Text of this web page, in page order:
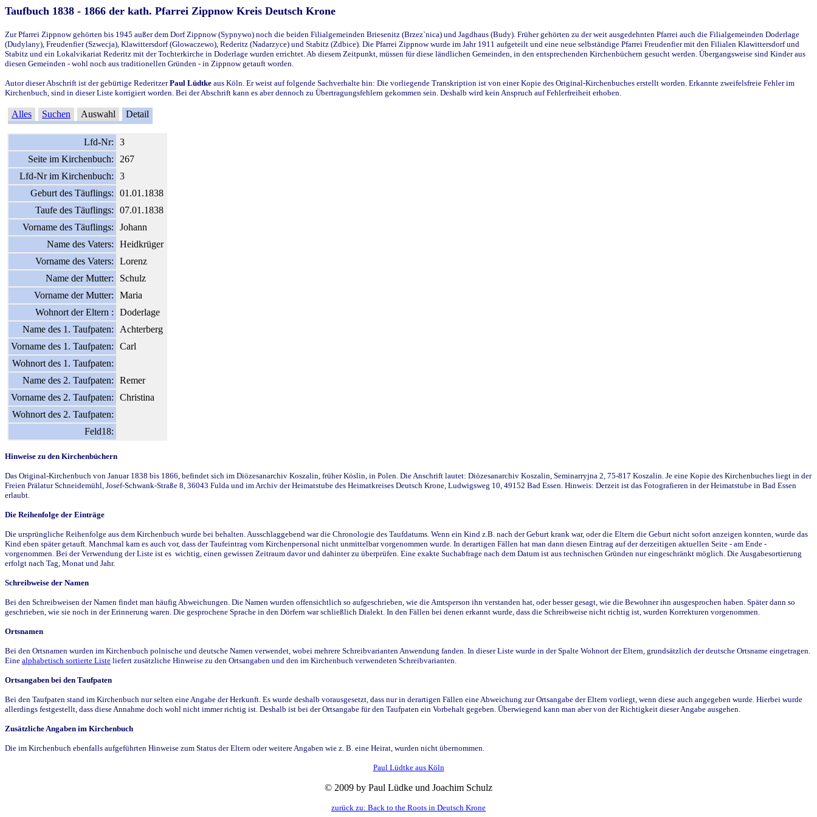
Taufbuch 1838 - 1866 der kath. Pfarrei Zippnow Kreis Deutsch Krone
Zur Pfarrei Zippnow gehörten bis 1945 außer dem Dorf Zippnow (Sypnywo) noch die beiden Filialgemeinden Briesenitz (Brzez`nica) und Jagdhaus (Budy). Früher gehörten zu der weit ausgedehnten Pfarrei auch die Filialgemeinden Doderlage
(Dudylany), Freudenfier (Szwecja), Klawittersdorf (Glowaczewo), Rederitz (Nadarzyce) und Stabitz (Zdbice). Die Pfarrei Zippnow wurde im Jahr 1911 aufgeteilt und eine neue selbständige Pfarrei Freudenfier mit den Filialen Klawittersdorf und
Stabitz und ein Lokalvikariat Rederitz mit der Tochterkirche in Doderlage wurden errichtet. Ab diesem Zeitpunkt, müssen für diese ländlichen Gemeinden, in den entsprechenden Kirchenbüchern gesucht werden. Übergangsweise sind Kinder aus
diesen Gemeinden - wohl noch aus traditionellen Gründen - in Zippnow getauft worden.
Autor dieser Abschrift ist der gebürtige RederitzerPaul Lüdtke aus Köln. Er weist auf folgende Sachverhalte hin: Die vorliegende Transkription ist von einer Kopie des Original-Kirchenbuches erstellt worden. Erkannte zweifelsfreie Fehler im
Kirchenbuch, sind in dieser Liste korrigiert worden. Bei der Abschrift kann es aber dennoch zu Übertragungsfehlern gekommen sein. Deshalb wird kein Anspruch auf Fehlerfreiheit erhoben.
Alles Suchen Auswahl Detail
Lfd-Nr:
3
Seite im Kirchenbuch:
267
Lfd-Nr im Kirchenbuch:
3
Geburt des Täuflings:
01.01.1838
Taufe des Täuflings:
07.01.1838
Vorname des Täuflings:
Johann
Name des Vaters:
Heidkrüger
Vorname des Vaters:
Lorenz
Name der Mutter:
Schulz
Vorname der Mutter:
Maria
Wohnort der Eltern :
Doderlage
Name des 1. Taufpaten:
Achterberg
Vorname des 1. Taufpaten:
Carl
Wohnort des 1. Taufpaten:
Name des 2. Taufpaten:
Remer
Vorname des 2. Taufpaten:
Christina
Wohnort des 2. Taufpaten:
Feld18:
Hinweise zu den Kirchenbüchern
Das Original-Kirchenbuch von Januar 1838 bis 1866, befindet sich im Diözesanarchiv Koszalin, früher Köslin, in Polen. Die Anschrift lautet: Diözesanarchiv Koszalin, Seminarryjna 2, 75-817 Koszalin. Je eine Kopie des Kirchenbuches liegt in der
Freien Prälatur Schneidemühl, Josef-Schwank-Straße 8, 36043 Fulda und im Archiv der Heimatstube des Heimatkreises Deutsch Krone, Ludwigsweg 10, 49152 Bad Essen. Hinweis: Derzeit ist das Fotografieren in der Heimatstube in Bad Essen
erlaubt.
Die Reihenfolge der Einträge
Die ursprüngliche Reihenfolge aus dem Kirchenbuch wurde bei behalten. Ausschlaggebend war die Chronologie des Taufdatums. Wenn ein Kind z.B. nach der Geburt krank war, oder die Eltern die Geburt nicht sofort anzeigen konnten, wurde das
Kind eben später getauft. Manchmal kam es auch vor, dass der Taufeintrag vom Kirchenpersonal nicht unmittelbar vorgenommen wurde. In derartigen Fällen hat man dann diesen Eintrag auf der derzeitigen aktuellen Seite - am Ende -
vorgenommen. Bei der Verwendung der Liste ist es wichtig, einen gewissen Zeitraum davor und dahinter zu überprüfen. Eine exakte Suchabfrage nach dem Datum ist aus technischen Gründen nur eingeschränkt möglich. Die Ausgabesortierung
erfolgt nach Tag, Monat und Jahr.
Schreibweise der Namen
Bei den Schreibweisen der Namen findet man häufig Abweichungen. Die Namen wurden offensichtlich so aufgeschrieben, wie die Amtsperson ihn verstanden hat, oder besser gesagt, wie die Bewohner ihn ausgesprochen haben. Später dann so
geschrieben, wie sie noch in der Erinnerung waren. Die gesprochene Sprache in den Dörfern war schließlich Dialekt. In den Fällen bei denen erkannt wurde, dass die Schreibweise nicht richtig ist, wurden Korrekturen vorgenommen.
Ortsnamen
Bei den Ortsnamen wurden im Kirchenbuch polnische und deutsche Namen verwendet, wobei mehrere Schreibvarianten Anwendung fanden. In dieser Liste wurde in der Spalte Wohnort der Eltern, grundsätzlich der deutsche Ortsname eingetragen.
Eine alphabetisch sortierte Liste liefert zusätzliche Hinweise zu den Ortsangaben und den im Kirchenbuch verwendeten Schreibvarianten.
Ortsangaben bei den Taufpaten
Bei den Taufpaten stand im Kirchenbuch nur selten eine Angabe der Herkunft. Es wurde deshalb vorausgesetzt, dass nur in derartigen Fällen eine Abweichung zur Ortsangabe der Eltern vorliegt, wenn diese auch angegeben wurde. Hierbei wurde
allerdings festgestellt, dass diese Annahme doch wohl nicht immer richtig ist. Deshalb ist bei der Ortsangabe für den Taufpaten ein Vorbehalt gegeben. Überwiegend kann man aber von der Richtigkeit dieser Angabe ausgehen.
Zusätzliche Angaben im Kirchenbuch
Die im Kirchenbuch ebenfalls aufgeführten Hinweise zum Status der Eltern oder weitere Angaben wie z. B. eine Heirat, wurden nicht übernommen.
Paul Lüdtke aus Köln
© 2009 by Paul Lüdke und Joachim Schulz
zurück zu: Back to the Roots in Deutsch Krone